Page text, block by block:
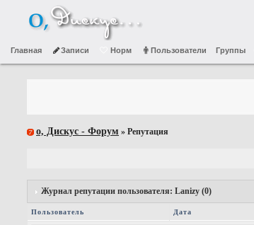
Главная Записи Норм Пользователи Группы
о, Дискус - Форум » Репутация
Журнал репутации пользователя: Lanizy (0)
Пользователь Дата